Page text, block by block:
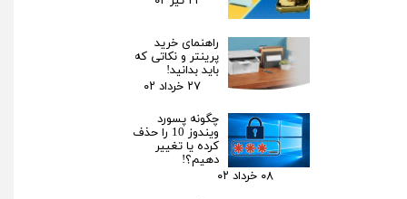
راهنمای خرید
پرینتر و نکاتی که
باید بدانید!
۲۷ خرداد ۰۲
چگونه پسورد
ویندوز 10 را حذف
کرده یا تغییر
دهیم؟!
۰۸ خرداد ۰۲